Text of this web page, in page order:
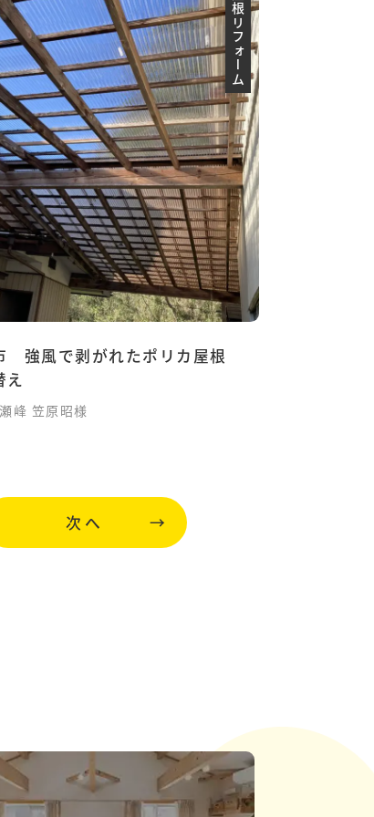
屋根リフォーム
強風で剥がれたポリカ屋根
え
峰 笠原昭様
次へ